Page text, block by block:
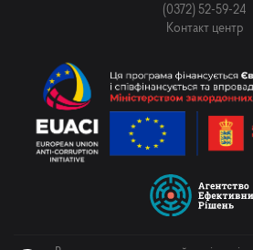
(0372) 52-59-24
Контакт центр